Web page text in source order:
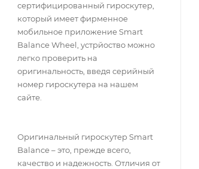
сертифицированный гироскутер,
который имеет фирменное
мобильное приложение Smart
Balance Wheel, устрйоство можно
легко проверить на
оригинальность, введя серийный
номер гироскутера на нашем
сайте.
Оригинальный гироскутер Smart
Balance – это, прежде всего,
качество и надежность. Отличия от